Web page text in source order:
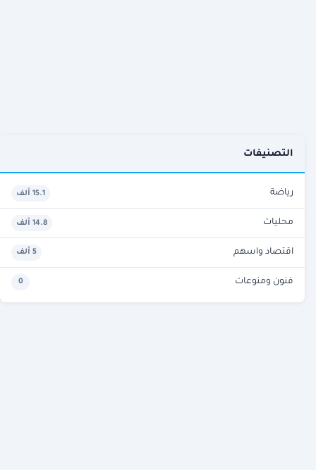
التصنيفات
رياضة 15.1 ألف
محليات 14.8 ألف
اقتصاد واسهم 5 ألف
فنون ومنوعات 0